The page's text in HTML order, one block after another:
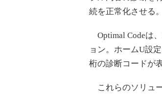
続を正常化させる。
Optimal Codeは
ョン。ホームU設
桁の診断コードが
これらのソリュ